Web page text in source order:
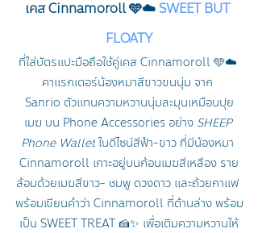
เคส Cinnamoroll 🩵☁️ SWEET BUT
FLOATY
ที่ใส่บัตรแปะมือถือใช้คู่เคส Cinnamoroll 🩵☁️
คาแรกเตอร์น้องหมาสีขาวขนนุ่ม จาก
Sanrio ตัวแทนความหวานนุ่มละมุนเหมือนปุย
เมฆ บน Phone Accessories อย่าง SHEEP
Phone Wallet ในดีไซน์สีฟ้า-ขาว ที่มีน้องหมา
Cinnamoroll เกาะอยู่บนก้อนเมฆสีเหลือง ราย
ล้อมด้วยเมฆสีขาว- ชมพู ดวงดาว และถ้วยกาแฟ
พร้อมเขียนคำว่า Cinnamoroll ที่ด้านล่าง พร้อม
เป็น SWEET TREAT 🍰✨ เพื่อเติมความหวานให้